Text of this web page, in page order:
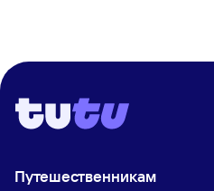
Путешественникам